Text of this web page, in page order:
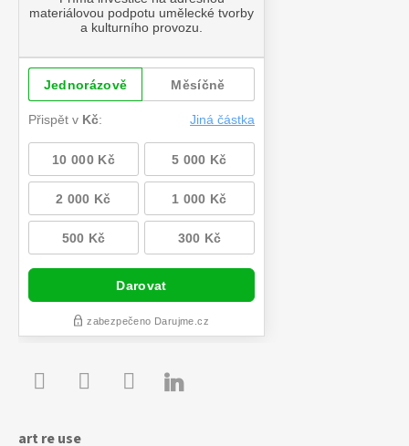

art re use